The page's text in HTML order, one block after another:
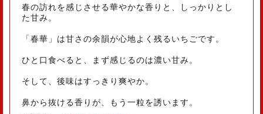
春の訪れを感じさせる華やかな香りと、しっかりとし
た甘み。
「春華」は甘さの余韻が心地よく残るいちごです。
ひと口食べると、まず感じるのは濃い甘み。
そして、後味はすっきり爽やか。
鼻から抜ける香りが、もう一粒を誘います。